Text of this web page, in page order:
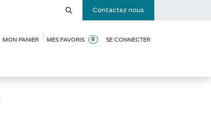
Contactez nous
MON PANIER 0
MES FAVORIS SE CONNECTER